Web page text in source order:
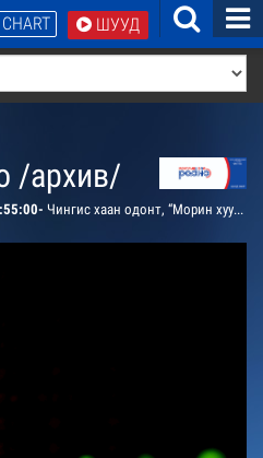
ШУУД
CHART
/архив/
Чингис хаан одонт, “Морин хуур” найрал хөгжим хөгжимдөнө.